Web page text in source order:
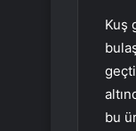
Kuş
bu